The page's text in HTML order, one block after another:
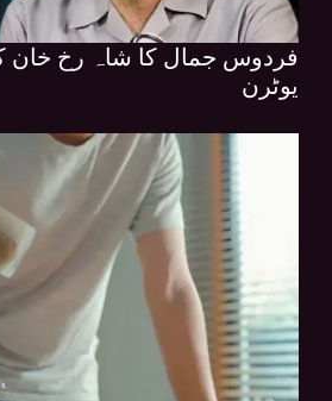
فردوس جمال کا شاہ رخ خان
یوٹرن